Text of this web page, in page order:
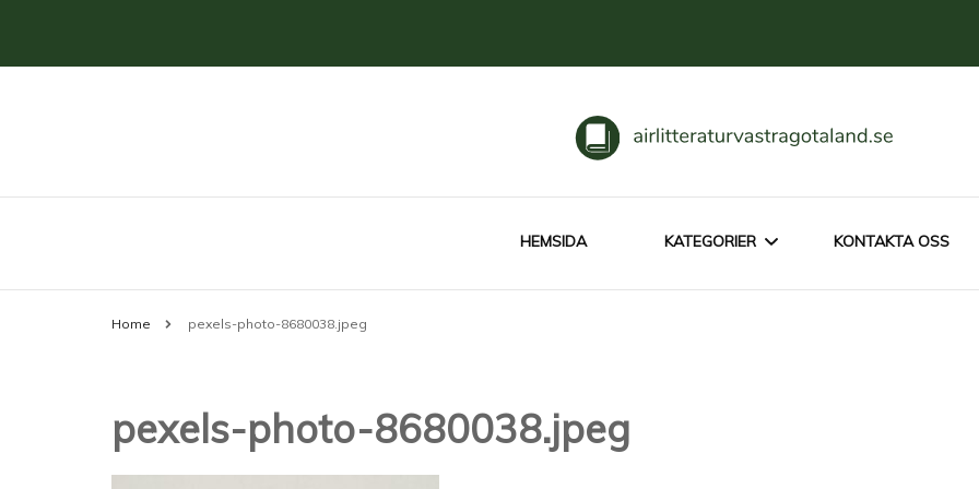
airlitteraturvastragotaland.se
HEMSIDA KATEGORIER KONTAKTA OSS
Home pexels-photo-8680038.jpeg
pexels-photo-8680038.jpeg